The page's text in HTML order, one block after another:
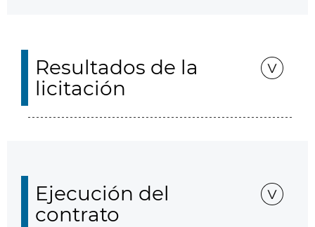
Resultados de la
licitación
Ejecución del
contrato